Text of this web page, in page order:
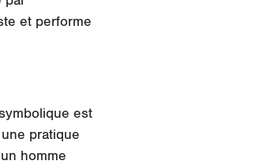
et performe
est
pratique
homme